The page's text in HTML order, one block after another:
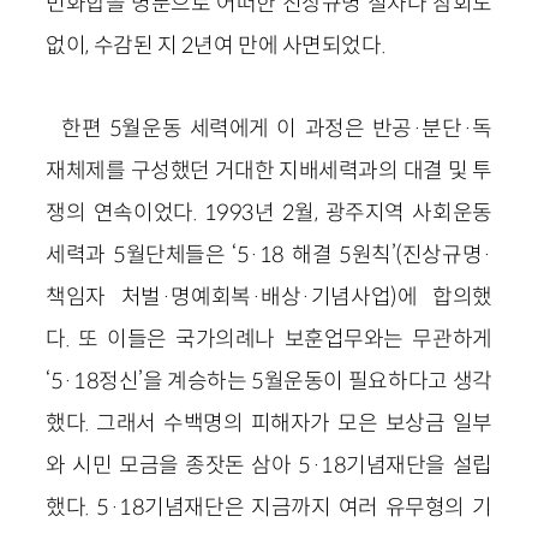
없이, 수감된 지 2년여 만에 사면되었다.
한편 5월운동 세력에게 이 과정은 반공·분단·독
재체제를 구성했던 거대한 지배세력과의 대결 및 투
쟁의 연속이었다. 1993년 2월, 광주지역 사회운동
세력과 5월단체들은 ‘5·18 해결 5원칙’(진상규명·
책임자 처벌·명예회복·배상·기념사업)에 합의했
다. 또 이들은 국가의례나 보훈업무와는 무관하게
‘5·18정신’을 계승하는 5월운동이 필요하다고 생각
했다. 그래서 수백명의 피해자가 모은 보상금 일부
와 시민 모금을 종잣돈 삼아 5·18기념재단을 설립
했다. 5·18기념재단은 지금까지 여러 유무형의 기